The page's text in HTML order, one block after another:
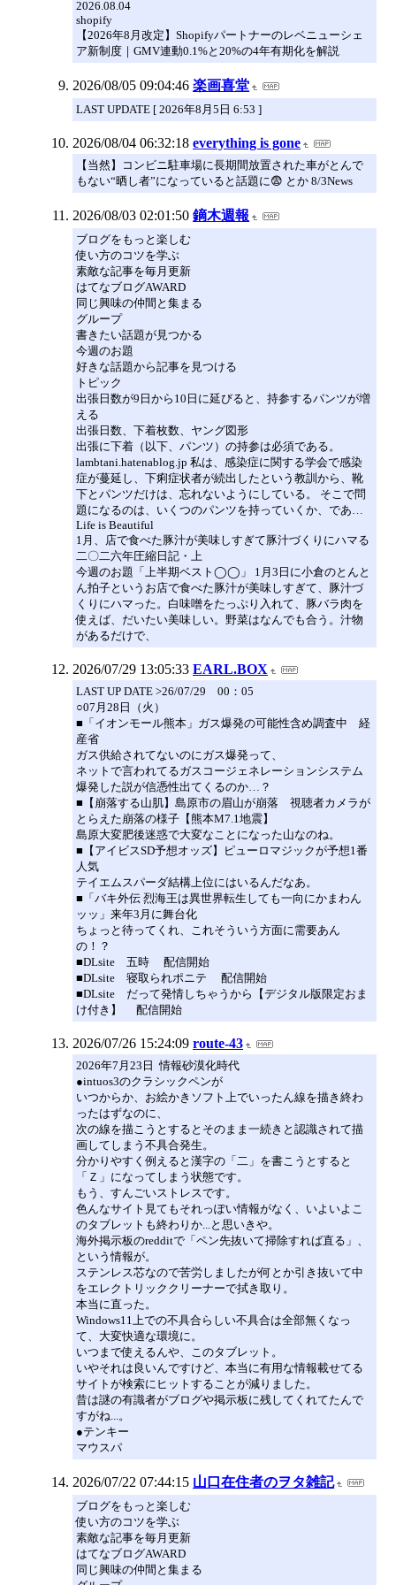
2026.08.04
shopify
【2026年8月改定】Shopifyパートナーのレベニューシェ
ア新制度｜GMV連動0.1%と20%の4年有期化を解説
2026/08/05 09:04:46 楽画喜堂
LAST UPDATE [ 2026年8月5日 6:53 ]
2026/08/04 06:32:18 everything is gone
【当然】コンビニ駐車場に長期間放置された車がとんで
もない“晒し者”になっていると話題に😨 とか 8/3News
2026/08/03 02:01:50 鏑木週報
ブログをもっと楽しむ
使い方のコツを学ぶ
素敵な記事を毎月更新
はてなブログAWARD
同じ興味の仲間と集まる
グループ
書きたい話題が見つかる
今週のお題
好きな話題から記事を見つける
トピック
出張日数が9日から10日に延びると、持参するパンツが増
える
出張日数、下着枚数、ヤング図形
出張に下着（以下、パンツ）の持参は必須である。
lambtani.hatenablog.jp 私は、感染症に関する学会で感染
症が蔓延し、下痢症状者が続出したという教訓から、靴
下とパンツだけは、忘れないようにしている。 そこで問
題になるのは、いくつのパンツを持っていくか、であ…
Life is Beautiful
1月、店で食べた豚汁が美味しすぎて豚汁づくりにハマる
二〇二六年圧縮日記・上
今週のお題「上半期ベスト◯◯」 1月3日に小倉のとんと
ん拍子というお店で食べた豚汁が美味しすぎて、豚汁づ
くりにハマった。白味噌をたっぷり入れて、豚バラ肉を
使えば、だいたい美味しい。野菜はなんでも合う。汁物
があるだけで、
2026/07/29 13:05:33 EARL.BOX
LAST UP DATE >26/07/29 00：05
○07月28日（火）
■「イオンモール熊本」ガス爆発の可能性含め調査中 経
産省
ガス供給されてないのにガス爆発って、
ネットで言われてるガスコージェネレーションシステム
爆発した説が信憑性出てくるのか…？
■【崩落する山肌】島原市の眉山が崩落 視聴者カメラが
とらえた崩落の様子【熊本M7.1地震】
島原大変肥後迷惑で大変なことになった山なのね。
■【アイビスSD予想オッズ】ピューロマジックが予想1番
人気
テイエムスパーダ結構上位にはいるんだなあ。
■「バキ外伝 烈海王は異世界転生しても一向にかまわん
ッッ」来年3月に舞台化
ちょっと待ってくれ、これそういう方面に需要あん
の！？
■DLsite 五時 配信開始
■DLsite 寝取られポニテ 配信開始
■DLsite だって発情しちゃうから【デジタル版限定おま
け付き】 配信開始
2026/07/26 15:24:09 route-43
2026年7月23日 情報砂漠化時代
●intuos3のクラシックペンが
いつからか、お絵かきソフト上でいったん線を描き終わ
ったはずなのに、
次の線を描こうとするとそのまま一続きと認識されて描
画してしまう不具合発生。
分かりやすく例えると漢字の「二」を書こうとすると
「Ｚ」になってしまう状態です。
もう、すんごいストレスです。
色んなサイト見てもそれっぽい情報がなく、いよいよこ
のタブレットも終わりか...と思いきや。
海外掲示板のredditで「ペン先抜いて掃除すれば直る」、
という情報が。
ステンレス芯なので苦労しましたが何とか引き抜いて中
をエレクトリッククリーナーで拭き取り。
本当に直った。
Windows11上での不具合らしい不具合は全部無くなっ
て、大変快適な環境に。
いつまで使えるんや、このタブレット。
いやそれは良いんですけど、本当に有用な情報載せてる
サイトが検索にヒットすることが減りました。
昔は謎の有識者がブログや掲示板に残してくれてたんで
すがね...。
●テンキー
マウスパ
2026/07/22 07:44:15 山口在住者のヲタ雑記
ブログをもっと楽しむ
使い方のコツを学ぶ
素敵な記事を毎月更新
はてなブログAWARD
同じ興味の仲間と集まる